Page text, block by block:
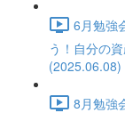
6月勉強
う！自分の
8月勉強